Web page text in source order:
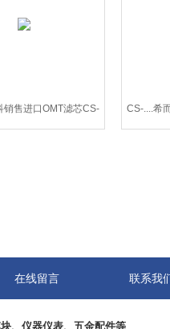
销售进口OMT滤芯CS-
系列
CS-....希
在线留言 联系我
、仪器仪表、五金配件等